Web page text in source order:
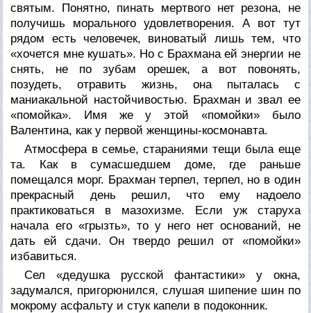
святым. Понятно, пинать мертвого нет резона, не
получишь морального удовлетворения. А вот тут
рядом есть человечек, виноватый лишь тем, что
«хочется мне кушать». Но с Брахмана ей энергии не
снять, не по зубам орешек, а вот повонять,
позудеть, отравить жизнь, она пыталась с
маниакальной настойчивостью. Брахман и звал ее
«помойка». Имя же у этой «помойки» было
Валентина, как у первой женщины-космонавта.
Атмосфера в семье, стараниями тещи была еще
та. Как в сумасшедшем доме, где раньше
помещался морг. Брахман терпел, терпел, но в один
прекрасный день решил, что ему надоело
практиковаться в мазохизме. Если уж старуха
начала его «грызть», то у него нет оснований, не
дать ей сдачи. Он твердо решил от «помойки»
избавиться.
Сел «дедушка русской фантастики» у окна,
задумался, пригорюнился, слушая шипение шин по
мокрому асфальту и стук капели в подоконник.